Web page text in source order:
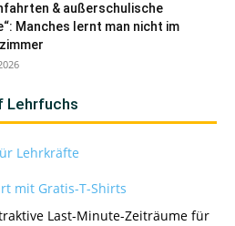
& außerschulische
Manches lernt man nicht im
Lehrfuchs
mit Gratis-T-Shirts
Last-Minute-Zeiträume für